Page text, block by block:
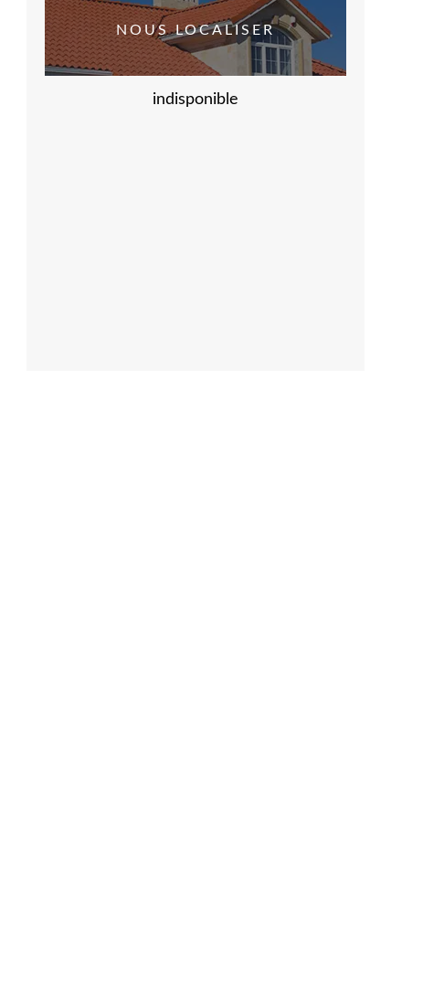
NOUS LOCALISER
indisponible